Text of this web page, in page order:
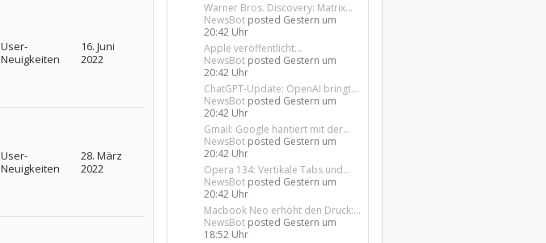
User-
Neuigkeiten
16. Juni
2022
User-
Neuigkeiten
28. März
2022
Warner Bros. Discovery: Matrix...
NewsBot posted Gestern um
20:42 Uhr
Apple veröffentlicht...
NewsBot posted Gestern um
20:42 Uhr
ChatGPT-Update: OpenAI bringt...
NewsBot posted Gestern um
20:42 Uhr
Gmail: Google hantiert mit der...
NewsBot posted Gestern um
20:42 Uhr
Opera 134: Vertikale Tabs und...
NewsBot posted Gestern um
20:42 Uhr
Macbook Neo erhöht den Druck:...
NewsBot posted Gestern um
18:52 Uhr